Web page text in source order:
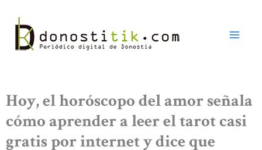
contenido
Hoy, el horóscopo del amor señala
cómo aprender a leer el tarot casi
gratis por internet y dice que